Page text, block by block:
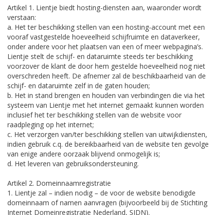
Artikel 1. Lientje biedt hosting-diensten aan, waaronder wordt
verstaan:
a. Het ter beschikking stellen van een hosting-account met een
vooraf vastgestelde hoeveelheid schijfruimte en dataverkeer,
onder andere voor het plaatsen van een of meer webpagina’s.
Lientje stelt de schijf- en dataruimte steeds ter beschikking
voorzover de klant de door hem gestelde hoeveelheid nog niet
overschreden heeft. De afnemer zal de beschikbaarheid van de
schijf- en dataruimte zelf in de gaten houden;
b. Het in stand brengen en houden van verbindingen die via het
systeem van Lientje met het internet gemaakt kunnen worden
inclusief het ter beschikking stellen van de website voor
raadpleging op het internet;
c. Het verzorgen van/ter beschikking stellen van uitwijkdiensten,
indien gebruik c.q. de bereikbaarheid van de website ten gevolge
van enige andere oorzaak blijvend onmogelijk is;
d. Het leveren van gebruiksondersteuning.
Artikel 2. Domeinnaamregistratie
1. Lientje zal – indien nodig – de voor de website benodigde
domeinnaam of namen aanvragen (bijvoorbeeld bij de Stichting
Internet Domeinregistratie Nederland, SIDN).